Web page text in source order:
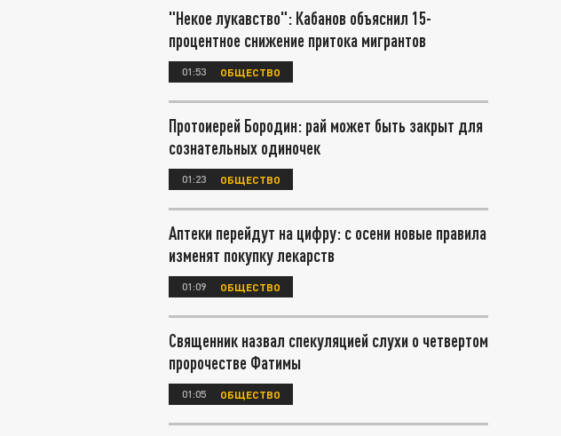
"Некое лукавство": Кабанов объяснил 15-
процентное снижение притока мигрантов
01:53 ОБЩЕСТВО
Протоиерей Бородин: рай может быть закрыт для
сознательных одиночек
01:23 ОБЩЕСТВО
Аптеки перейдут на цифру: с осени новые правила
изменят покупку лекарств
01:09 ОБЩЕСТВО
Священник назвал спекуляцией слухи о четвертом
пророчестве Фатимы
01:05 ОБЩЕСТВО